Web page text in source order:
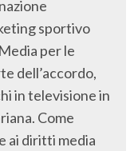
sportivo
per le
dell’accordo,
in televisione in
Come
ai diritti media